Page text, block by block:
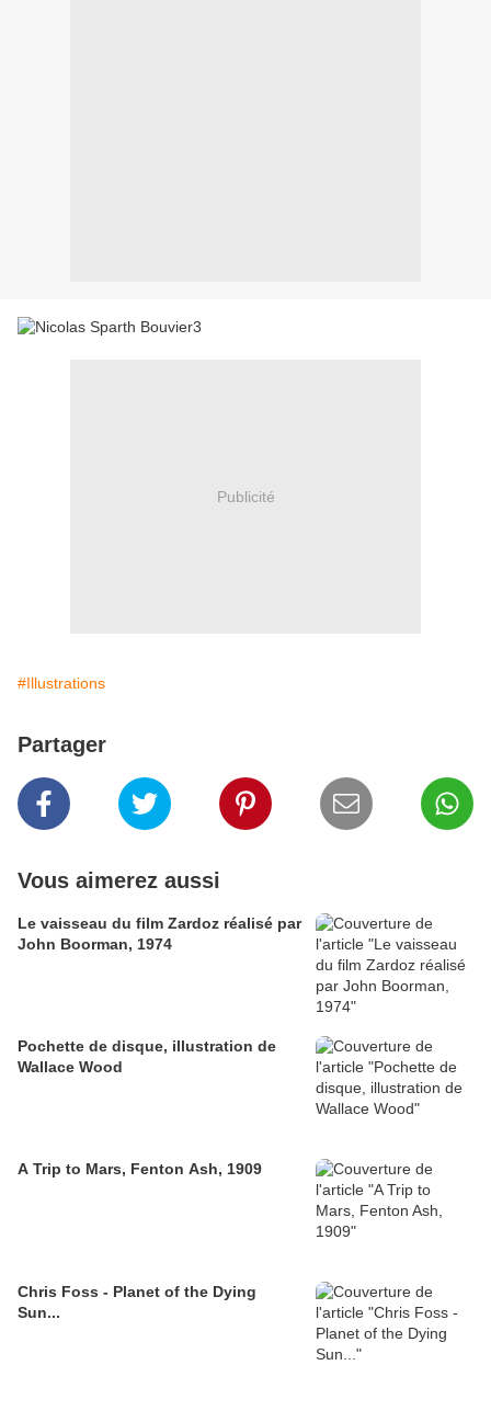
Publicité
#Illustrations
Partager
Vous aimerez aussi
Le vaisseau du film Zardoz réalisé par
John Boorman, 1974
Pochette de disque, illustration de
Wallace Wood
A Trip to Mars, Fenton Ash, 1909
Chris Foss - Planet of the Dying
Sun...